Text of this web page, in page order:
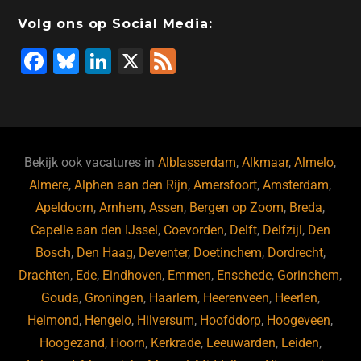
o
o
k
n
o
n
s
p
Volg ons op Social Media:
F
b
o
o
k
Bl
ky
Li
dI
n
X
Bekijk ook vacatures inAlblasserdam,Alkmaar,Almelo,
Almere,Alphen aan den Rijn,Amersfoort,Amsterdam,
Apeldoorn,Arnhem,Assen, Bergen op Zoom, Breda,
Capelle aan den IJssel, Coevorden, Delft, Delfzijl, Den
Bosch, Den Haag, Deventer, Doetinchem, Dordrecht,
Drachten, Ede, Eindhoven, Emmen, Enschede, Gorinchem,
Gouda, Groningen, Haarlem, Heerenveen, Heerlen,
Helmond, Hengelo, Hilversum, Hoofddorp, Hoogeveen,
Hoogezand, Hoorn, Kerkrade, Leeuwarden, Leiden,